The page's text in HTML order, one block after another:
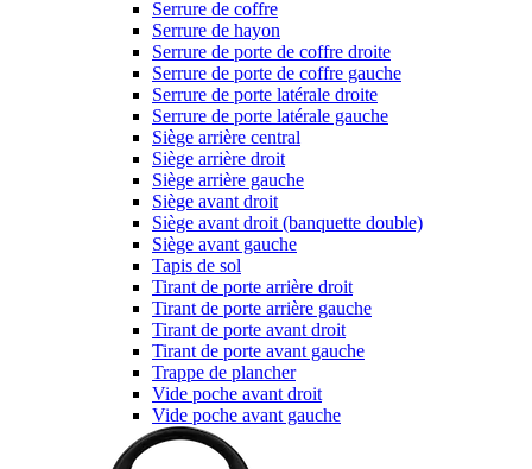
Serrure de coffre
Serrure de hayon
Serrure de porte de coffre droite
Serrure de porte de coffre gauche
Serrure de porte latérale droite
Serrure de porte latérale gauche
Siège arrière central
Siège arrière droit
Siège arrière gauche
Siège avant droit
Siège avant droit (banquette double)
Siège avant gauche
Tapis de sol
Tirant de porte arrière droit
Tirant de porte arrière gauche
Tirant de porte avant droit
Tirant de porte avant gauche
Trappe de plancher
Vide poche avant droit
Vide poche avant gauche